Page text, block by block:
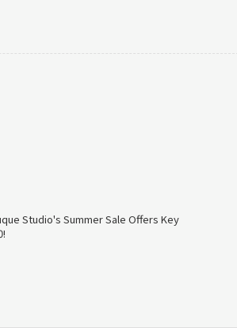
Studio's Summer Sale Offers Key